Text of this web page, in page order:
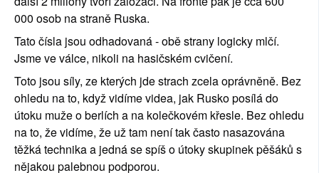
000 osob na straně Ruska.
Tato čísla jsou odhadovaná - obě strany logicky mlčí.
Jsme ve válce, nikoli na hasičském cvičení.
Toto jsou síly, ze kterých jde strach zcela oprávněně. Bez
ohledu na to, když vidíme videa, jak Rusko posílá do
útoku muže o berlích a na kolečkovém křesle. Bez ohledu
na to, že vidíme, že už tam není tak často nasazována
těžká technika a jedná se spíš o útoky skupinek pěšáků s
nějakou palebnou podporou.